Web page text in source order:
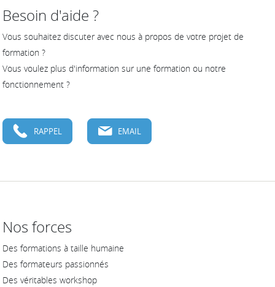
Besoin d'aide ?
Vous souhaitez discuter avec nous à propos de votre projet de
formation ?
Vous voulez plus d'information sur une formation ou notre
fonctionnement ?
RAPPEL EMAIL
Nos forces
Des formations à taille humaine
Des formateurs passionnés
Des véritables workshop